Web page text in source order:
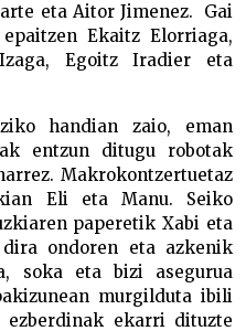
eta Aitor Jimenez. Gai
Ekaitz Elorriaga,
Egoitz Iradier eta
handian zaio, eman
entzun ditugu robotak
Makrokontzertuetaz
Eli eta Manu. Seiko
paperetik Xabi eta
ondoren eta azkenik
soka eta bizi asegurua
murgilduta ibili
ezberdinak ekarri dituzte